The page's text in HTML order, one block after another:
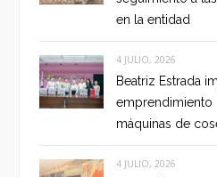
en la entidad
4 JULIO, 2026
Beatriz Estrada
emprendimiento
máquinas de
4 JULIO, 2026